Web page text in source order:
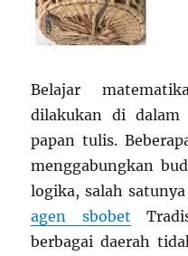
Belajar
dilakukan di dalam
papan tulis.
menggabungkan
logika, salah
agen sbobet
berbagai daerah